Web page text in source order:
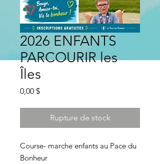
2026 ENFANTS
PARCOURIR les
Îles
0,00 $Prix
Rupture de stock
Course- marche enfants au Pace du
Bonheur